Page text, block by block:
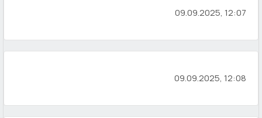
09.09.2025, 12:07
09.09.2025, 12:08